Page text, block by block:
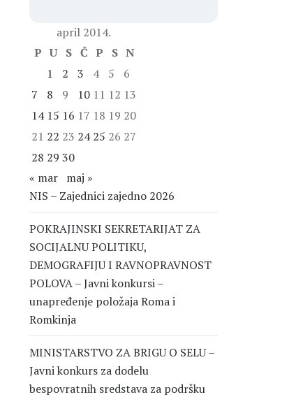
april 2014.
P U S Č P S N
1
2 3 4 5
6
7
8 9 10 11 12 13
14 15 16 17 18 19 20
21 22 23 24 25 26 27
28 29 30
« mar maj »
NIS – Zajednici zajedno 2026
POKRAJINSKI SEKRETARIJAT ZA
SOCIJALNU POLITIKU,
DEMOGRAFIJU I RAVNOPRAVNOST
POLOVA – Javni konkursi –
unapređenje položaja Roma i
Romkinja
MINISTARSTVO ZA BRIGU O SELU –
Javni konkurs za dodelu
bespovratnih sredstava za podršku